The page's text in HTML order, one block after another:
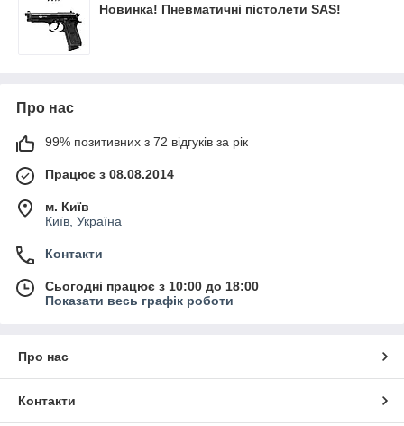
Новинка! Пневматичні пістолети SAS!
Про нас
99% позитивних з 72 відгуків за рік
Працює з 08.08.2014
м. Київ
Київ, Україна
Контакти
Сьогодні працює з 10:00 до 18:00
Показати весь графік роботи
Про нас
Контакти